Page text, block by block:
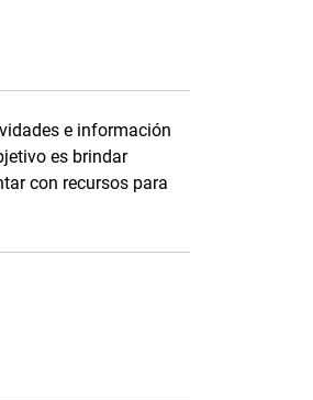
e información
es brindar
con recursos para